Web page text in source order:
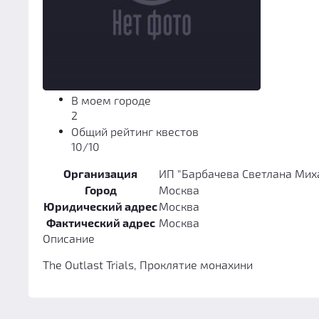
В моем городе
2
Общий рейтинг квестов
10/10
Организация
ИП "Барбачева Светлана
Город
Москва
Юридический адресМосква
Фактический адрес Москва
Описание
The Outlast Trials, Проклятие монахини